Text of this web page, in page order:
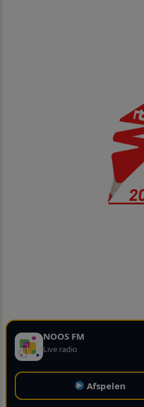
NOOS FM
Live radio
Afspelen